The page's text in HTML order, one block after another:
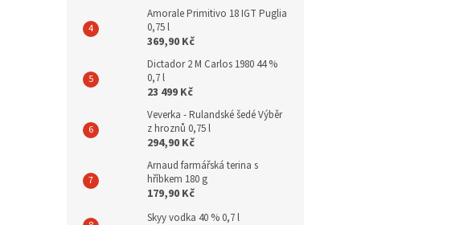
Amorale Primitivo 18 IGT Puglia
0,75 l
369,90 Kč
Dictador 2 M Carlos 1980 44 %
0,7 l
23 499 Kč
Veverka - Rulandské šedé Výběr
z hroznů 0,75 l
294,90 Kč
Arnaud farmářská terina s
hříbkem 180 g
179,90 Kč
Skyy vodka 40 % 0,7 l